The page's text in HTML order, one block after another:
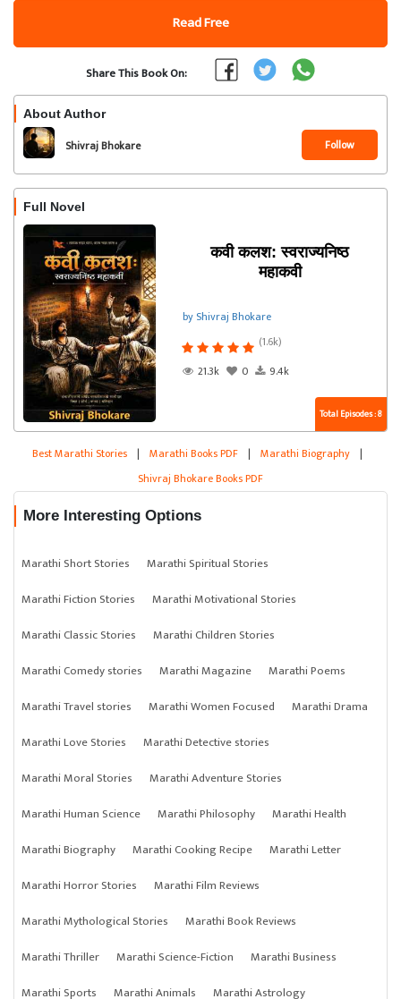
Read Free
Share This Book On:
About Author
Shivraj Bhokare Follow
Full Novel
कवी कलश: स्वराज्यनिष्ठ
महाकवी
by Shivraj Bhokare
(1.6k)
21.3k
0 9.4k
Total Episodes : 8
Best Marathi Stories | Marathi Books PDF | Marathi Biography |
Shivraj Bhokare Books PDF
More Interesting Options
Marathi Short Stories
Marathi Spiritual Stories
Marathi Fiction Stories
Marathi Motivational Stories
Marathi Classic Stories
Marathi Children Stories
Marathi Comedy stories
Marathi Magazine
Marathi Poems
Marathi Travel stories
Marathi Women Focused
Marathi Drama
Marathi Love Stories
Marathi Detective stories
Marathi Moral Stories
Marathi Adventure Stories
Marathi Human Science
Marathi Philosophy
Marathi Health
Marathi Biography
Marathi Cooking Recipe
Marathi Letter
Marathi Horror Stories
Marathi Film Reviews
Marathi Mythological Stories
Marathi Book Reviews
Marathi Thriller
Marathi Science-Fiction
Marathi Business
Marathi Sports
Marathi Animals Marathi Astrology